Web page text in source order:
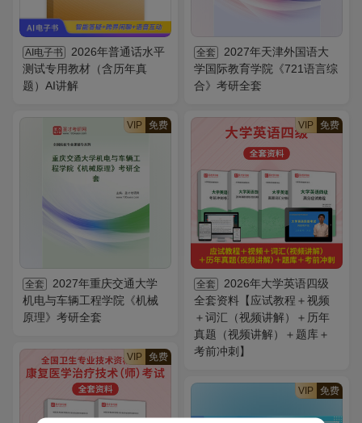
AI电子书
2026年普通话水平
测试专用教材（含历年真
题）AI讲解
全套
2027年天津外国语大
学国际教育学院《721语言综
合》考研全套
VIP 免费
全套
2027年重庆交通大学
机电与车辆工程学院《机械
原理》考研全套
VIP 免费
全套
2026年大学英语四级
全套资料【应试教程＋视频
＋词汇（视频讲解）＋历年
真题（视频讲解）＋题库＋
考前冲刺】
VIP 免费
VIP 免费